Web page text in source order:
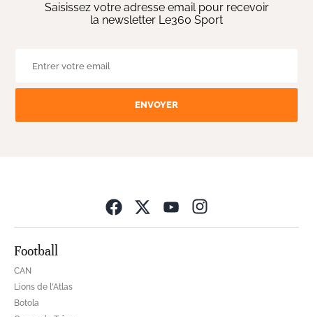
Saisissez votre adresse email pour recevoir
la newsletter Le360 Sport
ENVOYER
Football
CAN
Lions de l'Atlas
Botola